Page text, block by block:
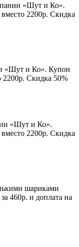
«Шут и Ко».
2200р. Скидка
«Шут и Ко». Купон
2200р. Скидка 50%
«Шут и Ко».
2200р. Скидка
шариками
460р. и доплата на